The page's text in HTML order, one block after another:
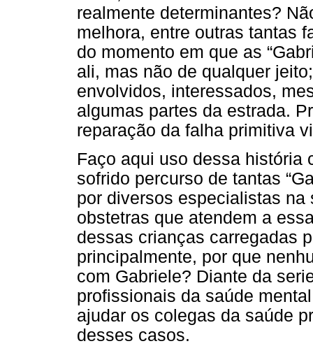
realmente determinantes?
melhora, entre outras tantas
do momento em que as
ali, mas não de qualquer
envolvidos, interessados,
algumas partes da estrada.
reparação da falha primitiva
Faço aqui uso dessa história
sofrido percurso de tantas
por diversos especialistas
obstetras que atendem a
dessas crianças carregadas
principalmente, por que
com Gabriele? Diante da
profissionais da saúde
ajudar os colegas da saúde
desses casos.